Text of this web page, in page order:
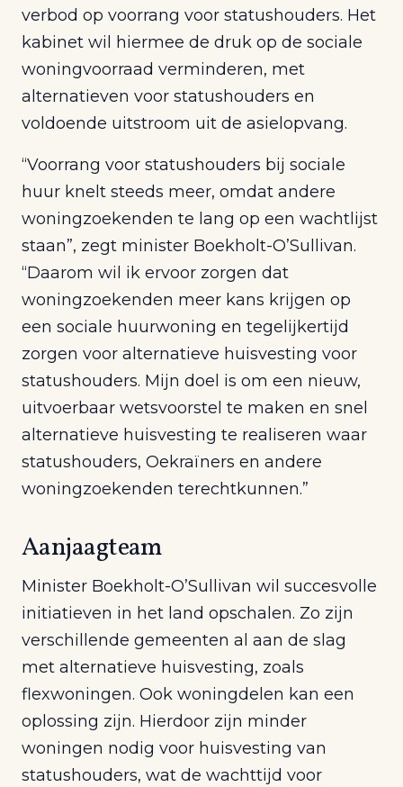
verbod op voorrang voor statushouders. Het
kabinet wil hiermee de druk op de sociale
woningvoorraad verminderen, met
alternatieven voor statushouders en
voldoende uitstroom uit de asielopvang.
“Voorrang voor statushouders bij sociale
huur knelt steeds meer, omdat andere
woningzoekenden te lang op een wachtlijst
staan”, zegt minister Boekholt-O’Sullivan.
“Daarom wil ik ervoor zorgen dat
woningzoekenden meer kans krijgen op
een sociale huurwoning en tegelijkertijd
zorgen voor alternatieve huisvesting voor
statushouders. Mijn doel is om een nieuw,
uitvoerbaar wetsvoorstel te maken en snel
alternatieve huisvesting te realiseren waar
statushouders, Oekraïners en andere
woningzoekenden terechtkunnen.”
Aanjaagteam
Minister Boekholt-O’Sullivan wil succesvolle
initiatieven in het land opschalen. Zo zijn
verschillende gemeenten al aan de slag
met alternatieve huisvesting, zoals
flexwoningen. Ook woningdelen kan een
oplossing zijn. Hierdoor zijn minder
woningen nodig voor huisvesting van
statushouders, wat de wachttijd voor